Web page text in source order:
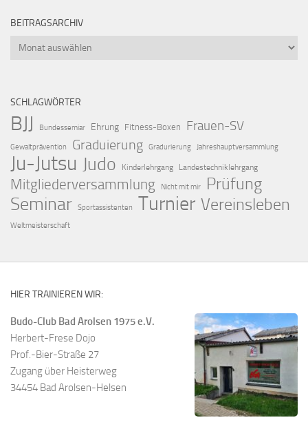
BEITRAGSARCHIV
Beitragsarchiv
SCHLAGWÖRTER
BJJ Bundessemiar Ehrung Fitness-Boxen Frauen-SV
Gewaltprävention Graduierung Gradurierung Jahreshauptversammlung
Ju-Jutsu Judo Kinderlehrgang Landestechniklehrgang
Mitgliederversammlung Nicht mit mir Prüfung
Seminar Sportassistenten Turnier Vereinsleben
Weltmeisterschaft
HIER TRAINIEREN WIR:
Budo-Club Bad Arolsen 1975 e.V.
Herbert-Frese Dojo
Prof.-Bier-Straße 27
Zugang über Heisterweg
34454 Bad Arolsen-Helsen